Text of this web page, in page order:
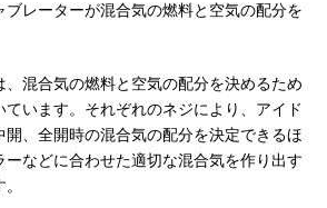
ブレーターが混合気の燃料と空気の配分を
混合気の燃料と空気の配分を決めるため
います。それぞれのネジにより、アイド
開、全開時の混合気の配分を決定できるほ
などに合わせた適切な混合気を作り出す